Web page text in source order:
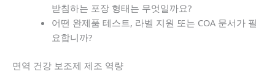
받침하는 포장 형태는 무엇일까요?
어떤 완제품 테스트, 라벨 지원 또는 COA 문서가 필
요합니까?
면역 건강 보조제 제조 역량